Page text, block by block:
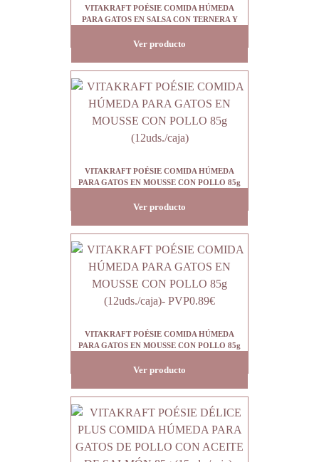
VITAKRAFT POÉSIE COMIDA HÚMEDA
PARA GATOS EN SALSA CON TERNERA Y
Ver producto
VITAKRAFT POÉSIE COMIDA HÚMEDA
PARA GATOS EN MOUSSE CON POLLO 85g
Ver producto
VITAKRAFT POÉSIE COMIDA HÚMEDA
PARA GATOS EN MOUSSE CON POLLO 85g
Ver producto